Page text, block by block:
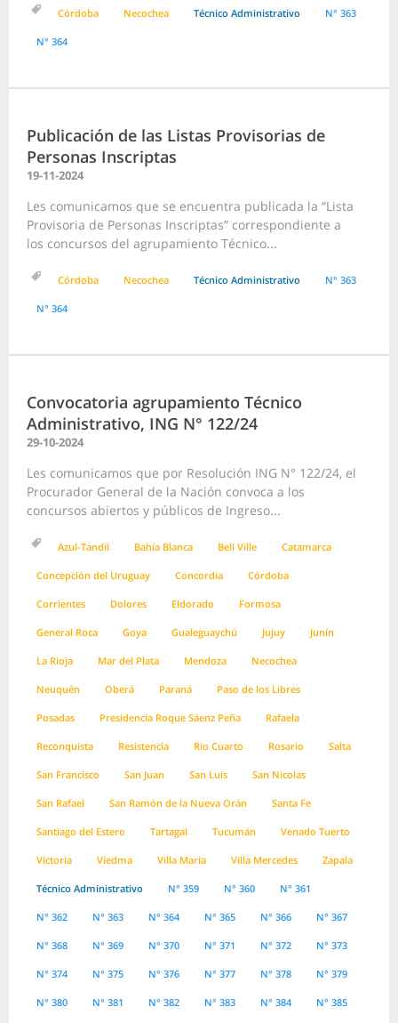
Córdoba Necochea Técnico Administrativo N° 363
N° 364
Publicación de las Listas Provisorias de
Personas Inscriptas
19-11-2024
Les comunicamos que se encuentra publicada la “Lista
Provisoria de Personas Inscriptas” correspondiente a
los concursos del agrupamiento Técnico...
Córdoba Necochea Técnico Administrativo N° 363
N° 364
Convocatoria agrupamiento Técnico
Administrativo, ING N° 122/24
29-10-2024
Les comunicamos que por Resolución ING N° 122/24, el
Procurador General de la Nación convoca a los
concursos abiertos y públicos de Ingreso...
Azul-Tandil Bahía Blanca Bell Ville Catamarca
Concepción del Uruguay Concordia Córdoba
Corrientes Dolores Eldorado Formosa
General Roca Goya Gualeguaychú Jujuy Junín
La Rioja Mar del Plata Mendoza Necochea
Neuquén Oberá Paraná Paso de los Libres
Posadas Presidencia Roque Sáenz Peña Rafaela
Reconquista Resistencia Rio Cuarto Rosario Salta
San Francisco San Juan San Luis San Nicolas
San Rafael San Ramón de la Nueva Orán Santa Fe
Santiago del Estero Tartagal Tucumán Venado Tuerto
Victoria Viedma Villa Maria Villa Mercedes Zapala
Técnico Administrativo N° 359 N° 360 N° 361
N° 362 N° 363 N° 364 N° 365 N° 366 N° 367
N° 368 N° 369 N° 370 N° 371 N° 372 N° 373
N° 374 N° 375 N° 376 N° 377 N° 378 N° 379
N° 380 N° 381 N° 382 N° 383 N° 384 N° 385